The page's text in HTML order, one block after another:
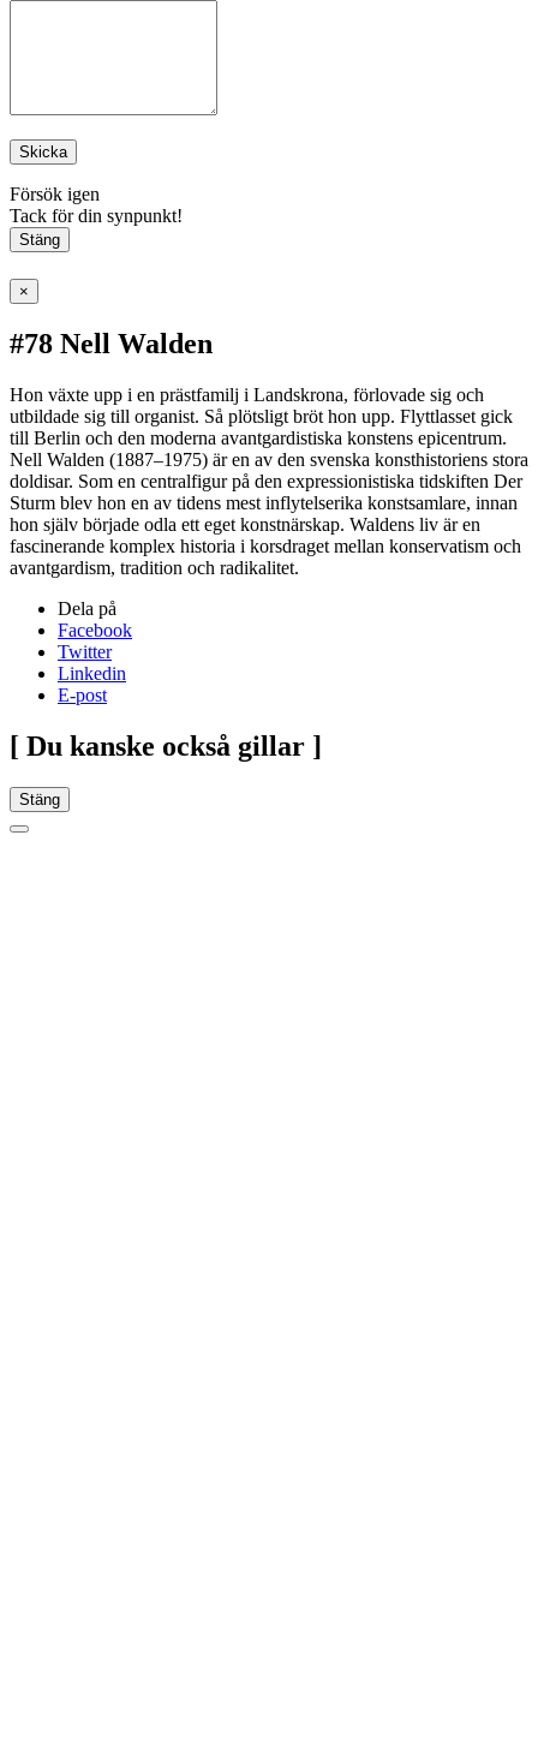
Skicka
Försök igen
Tack för din synpunkt!
Stäng
×
#78 Nell Walden
Hon växte upp i en prästfamilj i Landskrona, förlovade sig och
utbildade sig till organist. Så plötsligt bröt hon upp. Flyttlasset gick
till Berlin och den moderna avantgardistiska konstens epicentrum.
Nell Walden (1887–1975) är en av den svenska konsthistoriens stora
doldisar. Som en centralfigur på den expressionistiska tidskiften Der
Sturm blev hon en av tidens mest inflytelserika konstsamlare, innan
hon själv började odla ett eget konstnärskap. Waldens liv är en
fascinerande komplex historia i korsdraget mellan konservatism och
avantgardism, tradition och radikalitet.
Dela på
Facebook
Twitter
Linkedin
E-post
[ Du kanske också gillar ]
Stäng